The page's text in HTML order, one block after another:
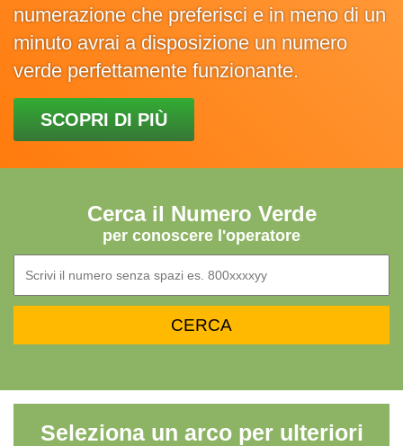
numerazione che preferisci e in meno di un
minuto avrai a disposizione un numero
verde perfettamente funzionante.
SCOPRI DI PIÙ
Cerca il Numero Verde
per conoscere l'operatore
Seleziona un arco per ulteriori